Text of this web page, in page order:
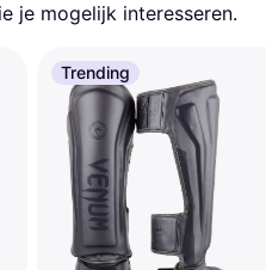
je mogelijk interesseren.
Trending